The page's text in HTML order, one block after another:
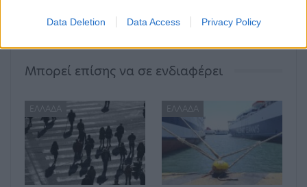
Data Deletion Data Access Privacy Policy
Μπορεί επίσης να σε ενδιαφέρει
ΕΛΛΆΔΑ ΕΛΛΆΔΑ